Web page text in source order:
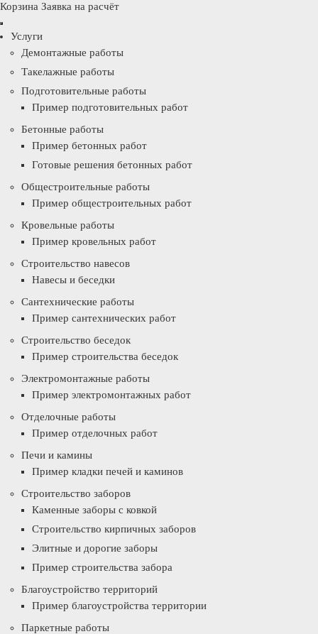
Корзина Заявка на расчёт
Услуги
Демонтажные работы
Такелажные работы
Подготовительные работы
Пример подготовительных работ
Бетонные работы
Пример бетонных работ
Готовые решения бетонных работ
Общестроительные работы
Пример общестроительных работ
Кровельные работы
Пример кровельных работ
Строительство навесов
Навесы и беседки
Сантехнические работы
Пример сантехнических работ
Строительство беседок
Пример строительства беседок
Электромонтажные работы
Пример электромонтажных работ
Отделочные работы
Пример отделочных работ
Печи и камины
Пример кладки печей и каминов
Строительство заборов
Каменные заборы с ковкой
Строительство кирпичных заборов
Элитные и дорогие заборы
Пример строительства забора
Благоустройство территорий
Пример благоустройства территории
Паркетные работы